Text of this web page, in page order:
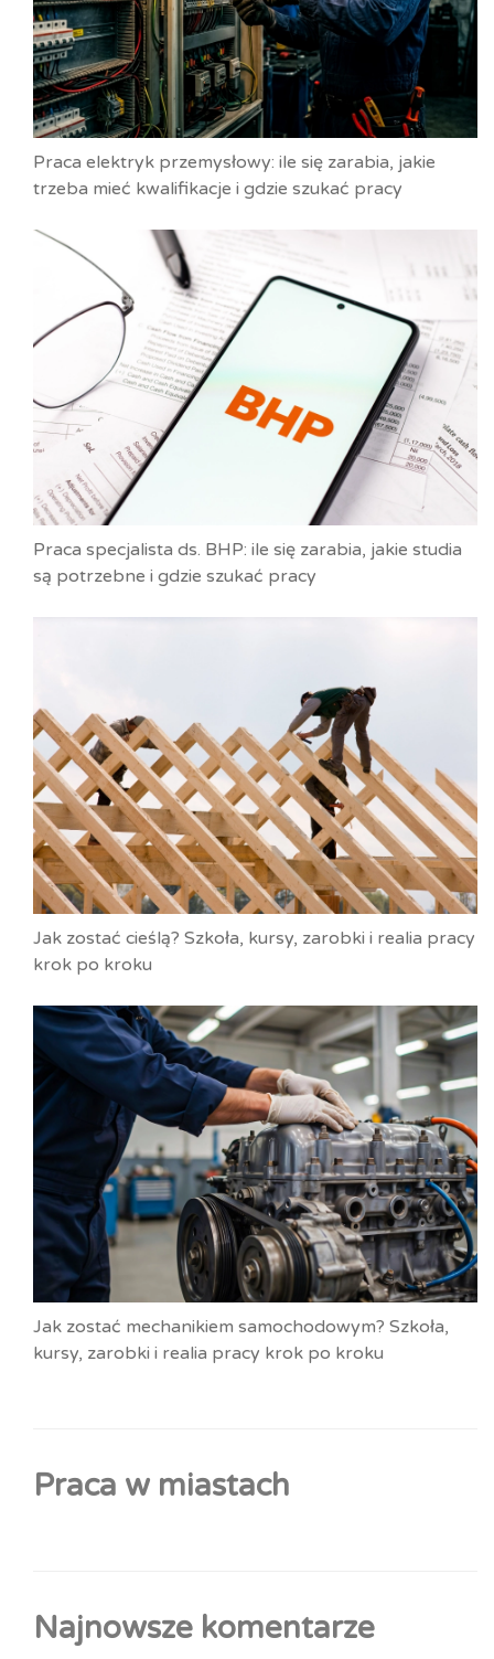
Praca elektryk przemysłowy: ile się zarabia, jakie
trzeba mieć kwalifikacje i gdzie szukać pracy
Praca specjalista ds. BHP: ile się zarabia, jakie studia
są potrzebne i gdzie szukać pracy
Jak zostać cieślą? Szkoła, kursy, zarobki i realia pracy
krok po kroku
Jak zostać mechanikiem samochodowym? Szkoła,
kursy, zarobki i realia pracy krok po kroku
Praca w miastach
Najnowsze komentarze